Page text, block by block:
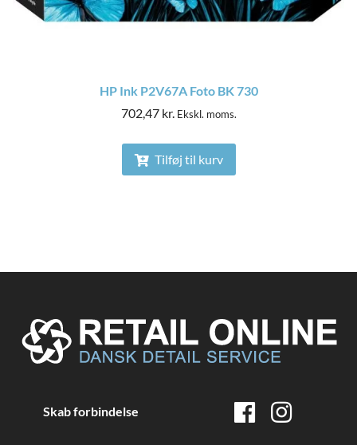
HP Ink P2V67A Foto BK 730
702,47 kr. Ekskl. moms.
Tilføj til kurv
Skab forbindelse